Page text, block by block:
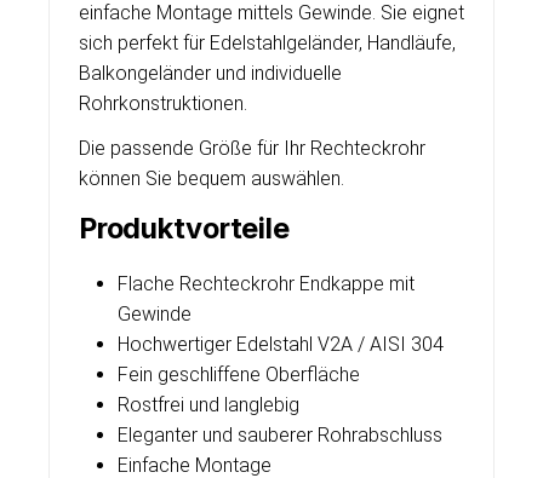
einfache Montage mittels Gewinde. Sie eignet
sich perfekt für Edelstahlgeländer, Handläufe,
Balkongeländer und individuelle
Rohrkonstruktionen.
Die passende Größe für Ihr Rechteckrohr
können Sie bequem auswählen.
Produktvorteile
Flache Rechteckrohr Endkappe mit
Gewinde
Hochwertiger Edelstahl V2A / AISI 304
Fein geschliffene Oberfläche
Rostfrei und langlebig
Eleganter und sauberer Rohrabschluss
Einfache Montage